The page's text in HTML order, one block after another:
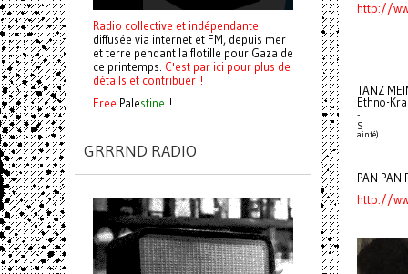
http://
TANZ
Ethno-
-
S
ainté)
PAN
http://
Radio collective et indépendante
diffusée via internet et FM, depuis mer
et terre pendant la flotille pour Gaza de
ce printemps. C'est par ici pour plus de
détails et contribuer !
Free Palestine !
GRRRND RADIO